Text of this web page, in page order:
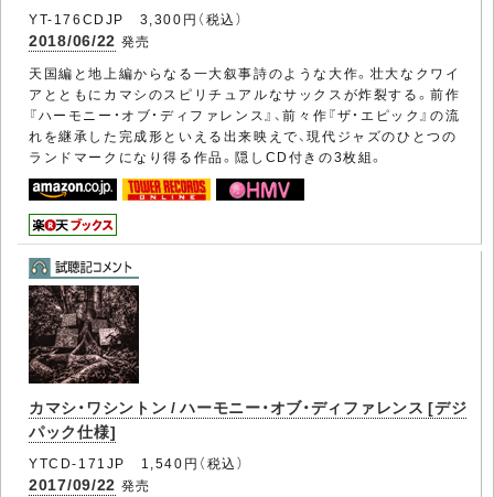
YT-176CDJP 3,300円（税込）
2018/06/22 発売
天国編と地上編からなる一大叙事詩のような大作。壮大なクワイ
アとともにカマシのスピリチュアルなサックスが炸裂する。前作
『ハーモニー・オブ・ディファレンス』、前々作『ザ・エピック』の流
れを継承した完成形といえる出来映えで、現代ジャズのひとつの
ランドマークになり得る作品。隠しCD付きの3枚組。
カマシ・ワシントン / ハーモニー・オブ・ディファレンス [デジ
パック仕様]
YTCD-171JP 1,540円（税込）
2017/09/22 発売